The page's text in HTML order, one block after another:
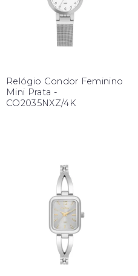
Relógio Condor Feminino
Mini Prata -
CO2035NXZ/4K